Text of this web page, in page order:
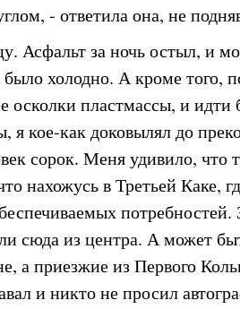
- ответила она, не
Асфальт за ночь остыл, и
холодно. А кроме того,
осколки пластмассы, и идти
я кое-как доковылял до
сорок. Меня удивило, что
нахожусь в Третьей Каке,
потребностей.
сюда из центра. А может
а приезжие из Первого
и никто не просил